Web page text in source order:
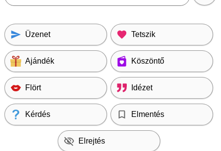
Üzenet Tetszik
Ajándék Köszöntő
Flört Idézet
Kérdés Elmentés
Elrejtés